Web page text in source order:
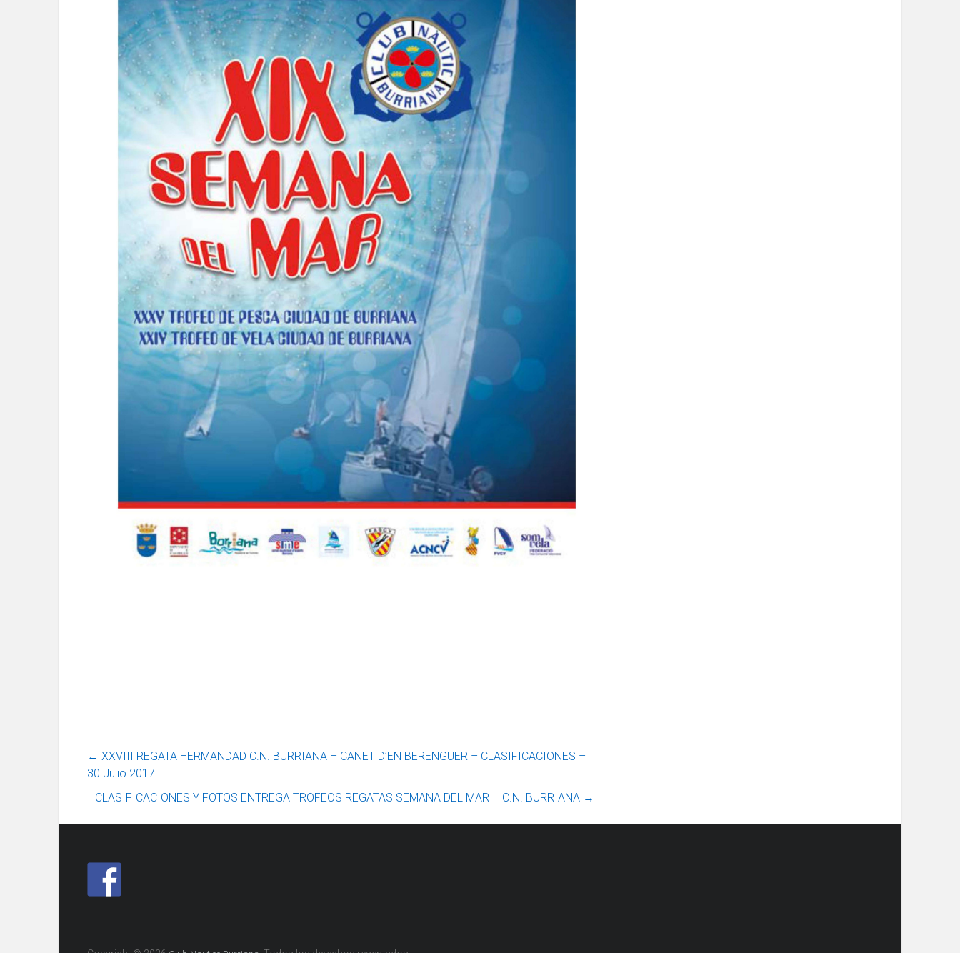
← XXVIII REGATA HERMANDAD C.N. BURRIANA – CANET D’EN BERENGUER – CLASIFICACIONES –
30 Julio 2017
CLASIFICACIONES Y FOTOS ENTREGA TROFEOS REGATAS SEMANA DEL MAR – C.N. BURRIANA →